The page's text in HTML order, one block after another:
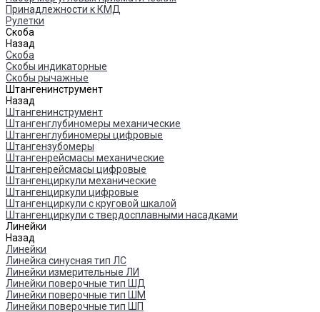
Принадлежности к КМД
Рулетки
Скоба
Назад
Скоба
Скобы индикаторные
Скобы рычажные
Штангенинструмент
Назад
Штангенинструмент
Штангенглубиномеры механические
Штангенглубиномеры цифровые
Штангензубомеры
Штангенрейсмасы механические
Штангенрейсмасы цифровые
Штангенциркули механические
Штангенциркули цифровые
Штангенциркули с круговой шкалой
Штангенциркули с твердосплавными насадками
Линейки
Назад
Линейки
Линейка синусная тип ЛС
Линейки измерительные ЛИ
Линейки поверочные тип ШД
Линейки поверочные тип ШМ
Линейки поверочные тип ШП